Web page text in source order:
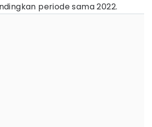
periode sama 2022.